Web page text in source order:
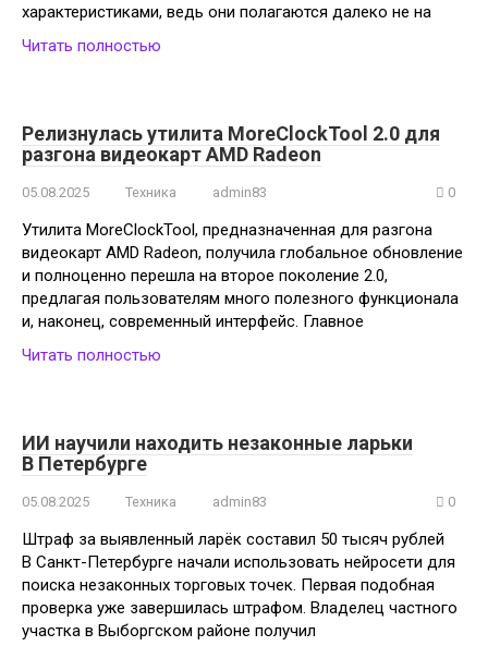
характеристиками, ведь они полагаются далеко не на
Читать полностью
Релизнулась утилита MoreClockTool 2.0 для
разгона видеокарт AMD Radeon
05.08.2025 Техника admin83 0
Утилита MoreClockTool, предназначенная для разгона
видеокарт AMD Radeon, получила глобальное обновление
и полноценно перешла на второе поколение 2.0,
предлагая пользователям много полезного функционала
и, наконец, современный интерфейс. Главное
Читать полностью
ИИ научили находить незаконные ларьки
В Петербурге
05.08.2025 Техника admin83 0
Штраф за выявленный ларёк составил 50 тысяч рублей
В Санкт-Петербурге начали использовать нейросети для
поиска незаконных торговых точек. Первая подобная
проверка уже завершилась штрафом. Владелец частного
участка в Выборгском районе получил